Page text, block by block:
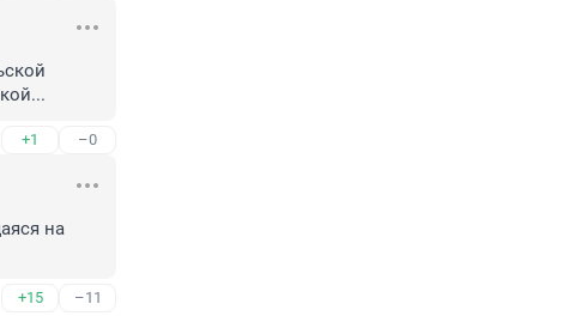
+1 –0
на
+15 –11